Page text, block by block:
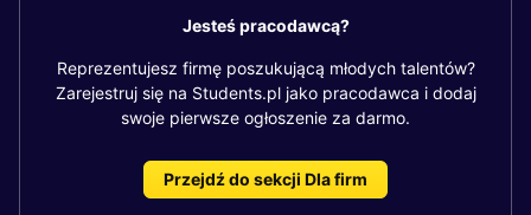
Jesteś pracodawcą?
Reprezentujesz firmę poszukującą młodych talentów?
Zarejestruj się na Students.pl jako pracodawca i dodaj
swoje pierwsze ogłoszenie za darmo.
Przejdź do sekcji Dla firm